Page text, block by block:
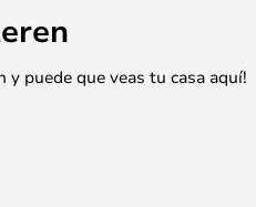
puede que veas tu casa aquí!